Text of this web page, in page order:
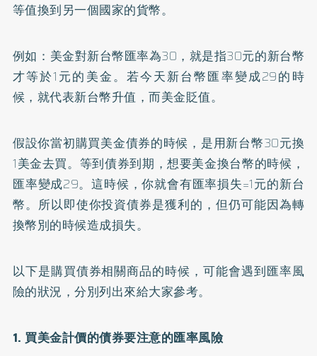
等值換到另一個國家的貨幣。
例如：美金對新台幣匯率為30，就是指30元的新台幣
才等於1元的美金。若今天新台幣匯率變成29的時
候，就代表新台幣升值，而美金貶值。
假設你當初購買美金債券的時候，是用新台幣30元換
1美金去買。等到債券到期，想要美金換台幣的時候，
匯率變成29。這時候，你就會有匯率損失=1元的新台
幣。所以即使你投資債券是獲利的，但仍可能因為轉
換幣別的時候造成損失。
以下是購買債券相關商品的時候，可能會遇到匯率風
險的狀況，分別列出來給大家參考。
1. 買美金計價的債券要注意的匯率風險